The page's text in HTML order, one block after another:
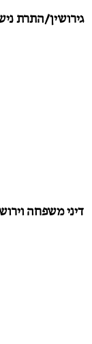
גירושין/התרת
דיני משפחה